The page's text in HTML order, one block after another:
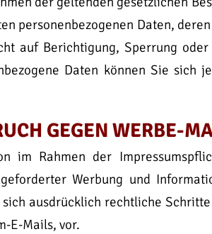
personenbezogenen Daten,
auf Berichtigung, Sperrung
Daten können Sie sich
GEGEN WERBE-
im Rahmen der
Werbung und
ausdrücklich rechtliche
E-Mails, vor.